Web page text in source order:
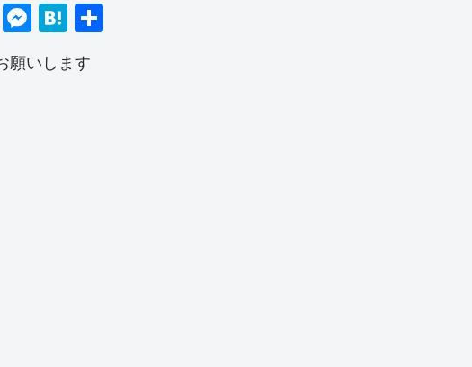
M
M
ss
H
e
願いします